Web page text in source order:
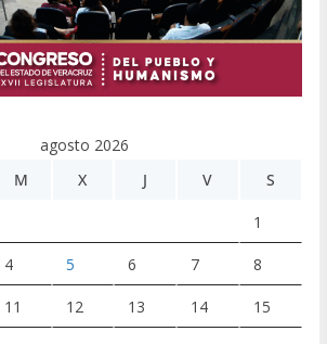
agosto 2026
M X J V S
1
4 5 6 7 8
11 12 13 14 15